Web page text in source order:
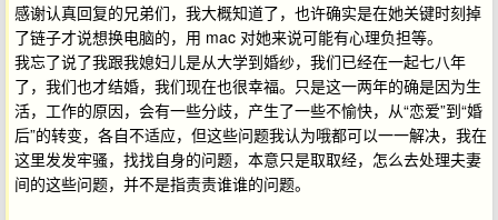
感谢认真回复的兄弟们，我大概知道了，也许确实是在她关键时刻掉
了链子才说想换电脑的，用 mac 对她来说可能有心理负担等。
我忘了说了我跟我媳妇儿是从大学到婚纱，我们已经在一起七八年
了，我们也才结婚，我们现在也很幸福。只是这一两年的确是因为生
活，工作的原因，会有一些分歧，产生了一些不愉快，从“恋爱”到“婚
后”的转变，各自不适应，但这些问题我认为哦都可以一一解决，我在
这里发发牢骚，找找自身的问题，本意只是取取经，怎么去处理夫妻
间的这些问题，并不是指责责谁谁的问题。